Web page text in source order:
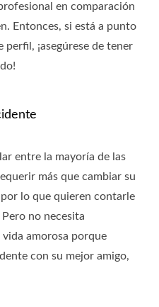
en comparación
Entonces, si está a punto
perfil, ¡asegúrese de tener
entre la mayoría de las
más que cambiar su
lo que quieren contarle
no necesita
amorosa porque
con su mejor amigo,